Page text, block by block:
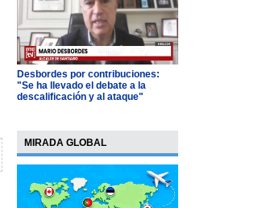
Desbordes por contribuciones:
"Se ha llevado el debate a la
descalificación y al ataque"
MIRADA GLOBAL